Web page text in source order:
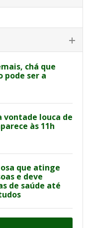
chá que
pode ser a
vontade louca de
às 11h
que atinge
e deve
de saúde até